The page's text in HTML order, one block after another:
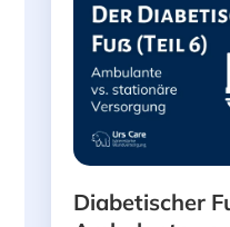
Diabetischer